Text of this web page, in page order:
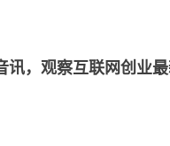
讯，观察互联网创业